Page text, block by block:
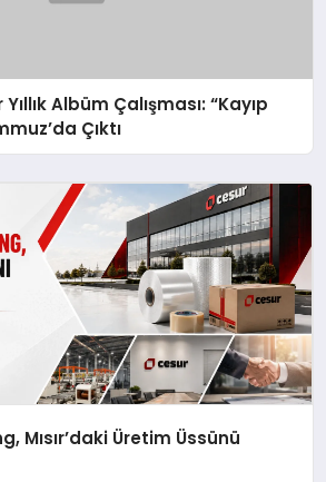
Albüm Çalışması: “Kayıp
Çıktı
Mısır’daki Üretim Üssünü